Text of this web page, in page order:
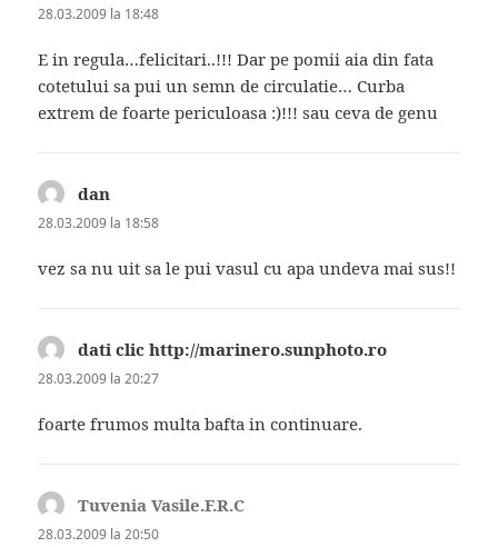
28.03.2009 la 18:48
E in regula…felicitari..!!! Dar pe pomii aia din fata
cotetului sa pui un semn de circulatie… Curba
extrem de foarte periculoasa :)!!! sau ceva de genu
dan
28.03.2009 la 18:58
vez sa nu uit sa le pui vasul cu apa undeva mai sus!!
dati clic http://marinero.sunphoto.ro
28.03.2009 la 20:27
foarte frumos multa bafta in continuare.
Tuvenia Vasile.F.R.C
28.03.2009 la 20:50